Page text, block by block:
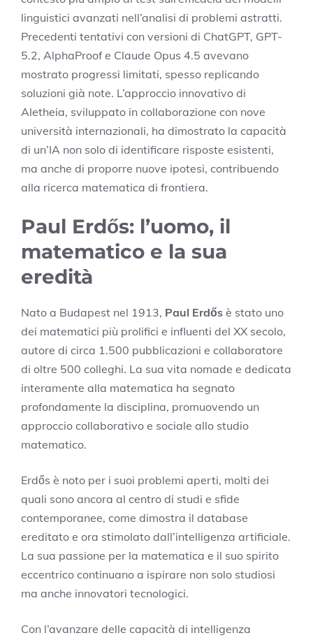
linguistici avanzati nell’analisi di problemi astratti.
Precedenti tentativi con versioni di ChatGPT, GPT-
5.2, AlphaProof e Claude Opus 4.5 avevano
mostrato progressi limitati, spesso replicando
soluzioni già note. L’approccio innovativo di
Aletheia, sviluppato in collaborazione con nove
università internazionali, ha dimostrato la capacità
di un’IA non solo di identificare risposte esistenti,
ma anche di proporre nuove ipotesi, contribuendo
alla ricerca matematica di frontiera.
Paul Erdős: l’uomo, il
matematico e la sua
eredità
Nato a Budapest nel 1913, Paul Erdős è stato uno
dei matematici più prolifici e influenti del XX secolo,
autore di circa 1.500 pubblicazioni e collaboratore
di oltre 500 colleghi. La sua vita nomade e dedicata
interamente alla matematica ha segnato
profondamente la disciplina, promuovendo un
approccio collaborativo e sociale allo studio
matematico.
Erdős è noto per i suoi problemi aperti, molti dei
quali sono ancora al centro di studi e sfide
contemporanee, come dimostra il database
ereditato e ora stimolato dall’intelligenza artificiale.
La sua passione per la matematica e il suo spirito
eccentrico continuano a ispirare non solo studiosi
ma anche innovatori tecnologici.
Con l’avanzare delle capacità di intelligenza